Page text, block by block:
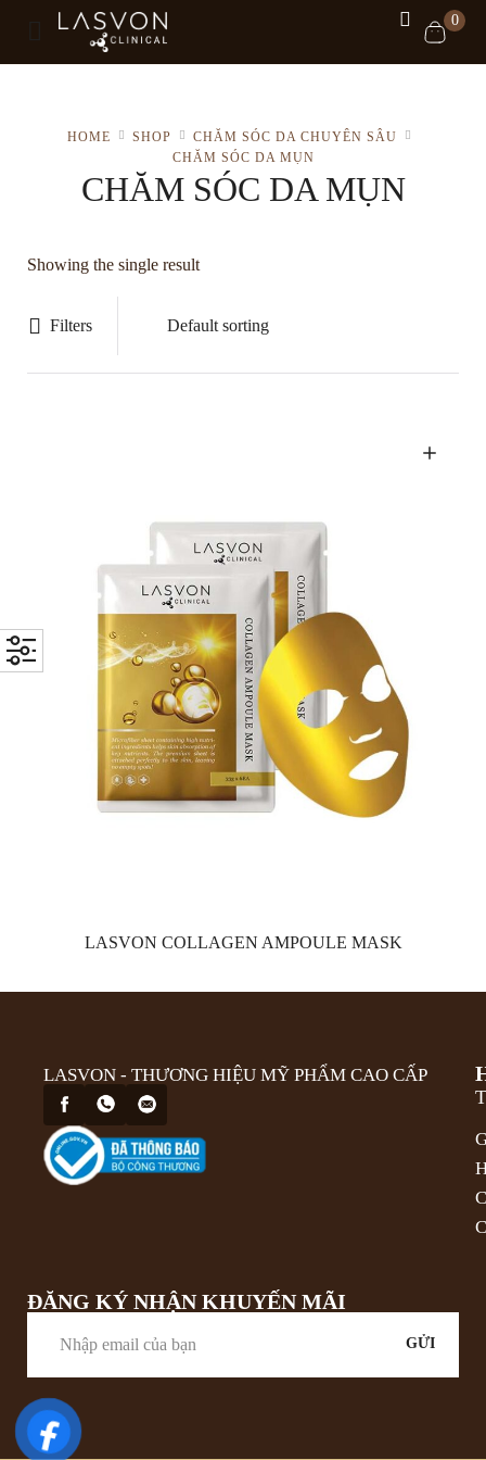
0
CHĂM SÓC DA MỤN
HOME SHOP
CHĂM SÓC DA CHUYÊN SÂU
CHĂM SÓC DA MỤN
Showing the single result
Filters
LASVON COLLAGEN AMPOULE MASK
LASVON - THƯƠNG HIỆU MỸ PHẨM CAO CẤP
ĐĂNG KÝ NHẬN KHUYẾN MÃI
GỬI